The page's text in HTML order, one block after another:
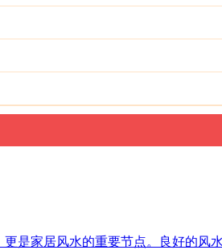
是家居风水的重要节点。良好的风